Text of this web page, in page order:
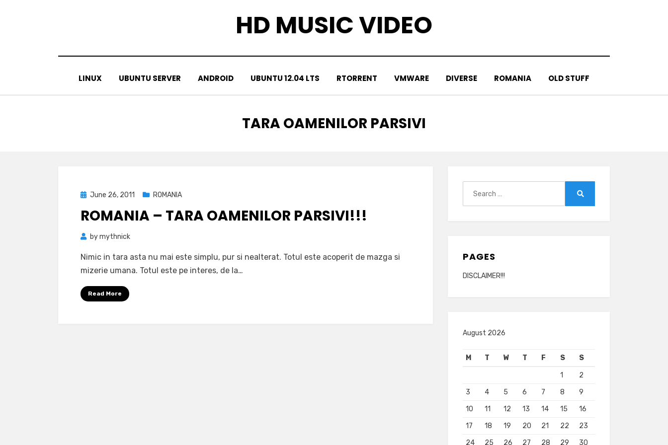
HD MUSIC VIDEO
LINUX UBUNTU SERVER ANDROID UBUNTU 12.04 LTS RTORRENT VMWARE DIVERSE ROMANIA OLD STUFF
TAG
:
TARA OAMENILOR PARSIVI
Posted
June 26, 2011 ROMANIA
ROMANIA – TARA OAMENILOR PARSIVI!!!
bymythnick
Nimic in tara asta nu mai este simplu, pur si nealterat. Totul este acoperit de mazga si
mizerie umana. Totul este pe interes, de la…
Read More
PAGES
DISCLAIMER!!!
August 2026
M T W T F S S
1
2
3
4 5 6 7 8
9
10
11 12 13 14 15
16
17
18 19 20 21 22
23
24
25 26 27 28 29 30